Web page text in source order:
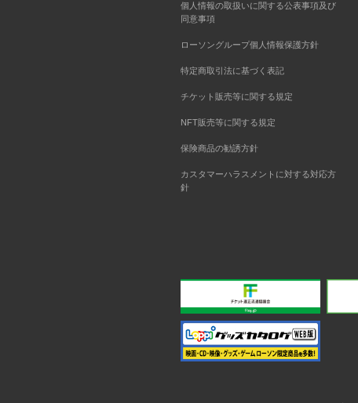
個人情報の取扱いに関する公表事項及び
同意事項
ローソングループ個人情報保護方針
特定商取引法に基づく表記
チケット販売等に関する規定
NFT販売等に関する規定
保険商品の勧誘方針
カスタマーハラスメントに対する対応方
針